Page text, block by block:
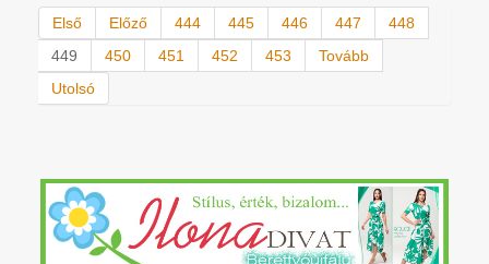
Első Előző 444 445 446 447
448
449
450 451 452 453
Tovább
Utolsó